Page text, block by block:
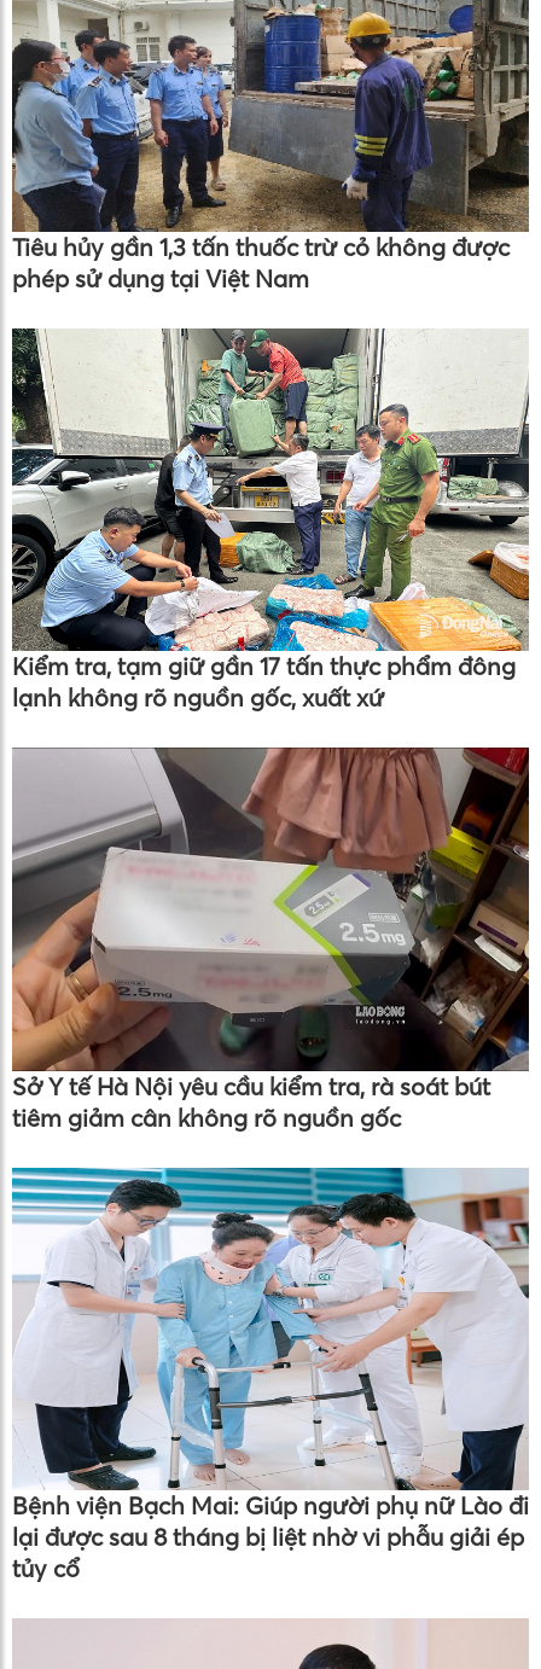
Tiêu hủy gần 1,3 tấn thuốc trừ cỏ không được
phép sử dụng tại Việt Nam
Kiểm tra, tạm giữ gần 17 tấn thực phẩm đông
lạnh không rõ nguồn gốc, xuất xứ
Sở Y tế Hà Nội yêu cầu kiểm tra, rà soát bút
tiêm giảm cân không rõ nguồn gốc
Bệnh viện Bạch Mai: Giúp người phụ nữ Lào đi
lại được sau 8 tháng bị liệt nhờ vi phẫu giải ép
tủy cổ